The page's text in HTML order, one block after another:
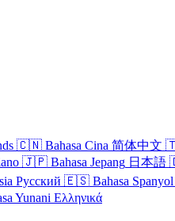
🇨🇳 Bahasa Cina 简体中文
🇯🇵 Bahasa Jepang 日本語
Русский 🇪🇸 Bahasa Spanyol
Yunani Ελληνικά